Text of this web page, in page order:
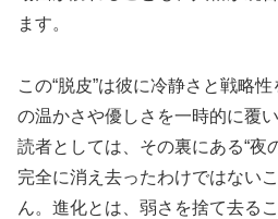
ます。
この“脱皮”は彼に冷静さと戦略
の温かさや優しさを一時的に覆
読者としては、その裏にある“夜
完全に消え去ったわけではない
ん。進化とは、弱さを捨て去る